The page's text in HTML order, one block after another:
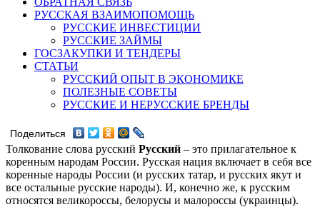
РУССКАЯ ВЗАИМОПОМОЩЬ
РУССКИЕ ИНВЕСТИЦИИ
РУССКИЕ ЗАЙМЫ
ГОСЗАКУПКИ И ТЕНДЕРЫ
СТАТЬИ
РУССКИЙ ОПЫТ В ЭКОНОМИКЕ
ПОЛЕЗНЫЕ СОВЕТЫ
РУССКИЕ И НЕРУССКИЕ БРЕНДЫ
Поделиться
Толкование слова русский Русский – это прилагательное к
коренным народам России. Русская нация включает в себя все
коренные народы России (и русских татар, и русских якут и
все остальные русские народы). И, конечно же, к русским
относятся великороссы, белорусы и малороссы (украинцы).